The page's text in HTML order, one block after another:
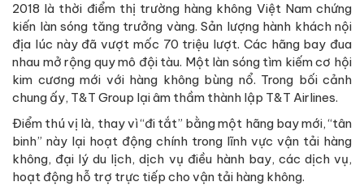
2018 là thời điểm thị trường hàng không Việt Nam chứng
kiến làn sóng tăng trưởng vàng. Sản lượng hành khách nội
địa lúc này đã vượt mốc 70 triệu lượt. Các hãng bay đua
nhau mở rộng quy mô đội tàu. Một làn sóng tìm kiếm cơ hội
kim cương mới với hàng không bùng nổ. Trong bối cảnh
chung ấy, T&T Group lại âm thầm thành lập T&T Airlines.
Điểm thú vị là, thay vì “đi tắt” bằng một hãng bay mới, “tân
binh” này lại hoạt động chính trong lĩnh vực vận tải hàng
không, đại lý du lịch, dịch vụ điều hành bay, các dịch vụ,
hoạt động hỗ trợ trực tiếp cho vận tải hàng không.